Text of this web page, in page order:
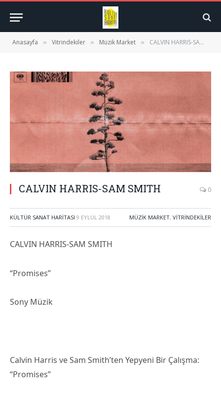
Anasayfa » Vitrindekiler » Müzik Market » CALVIN HARRIS-SAM SMITH
CALVIN HARRIS-SAM SMITH 0
KÜLTÜR SANAT HARITASI 9 EYLÜL 2018 MÜZIK MARKET, VITRINDEKILER
CALVIN HARRIS-SAM SMITH
“Promises”
Sony Müzik
Calvin Harris ve Sam Smith’ten Yepyeni Bir Çalışma:
“Promises”